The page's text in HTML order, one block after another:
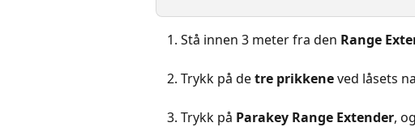
Stå innen 3 meter fra den Range
Trykk på de tre prikkene ved låsets
Trykk på Parakey Range Extender,